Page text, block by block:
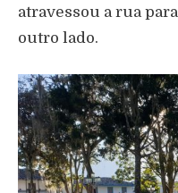
atravessou a rua
outro lado.